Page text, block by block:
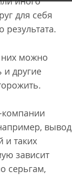
для себя
них можно
и другие
компании
вывод
и таких
зависит
серьгам,